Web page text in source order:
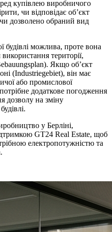
купівлею виробничого
чи відповідає об’єкт
дозволено обраний вид
будівлі можлива, проте вона
території,
Якщо об’єкт
(Industriegebiet), він має
або промислової
додаткове погодження
дозволу на зміну
у Берліні,
GT24 Real Estate, щоб
електропотужністю та